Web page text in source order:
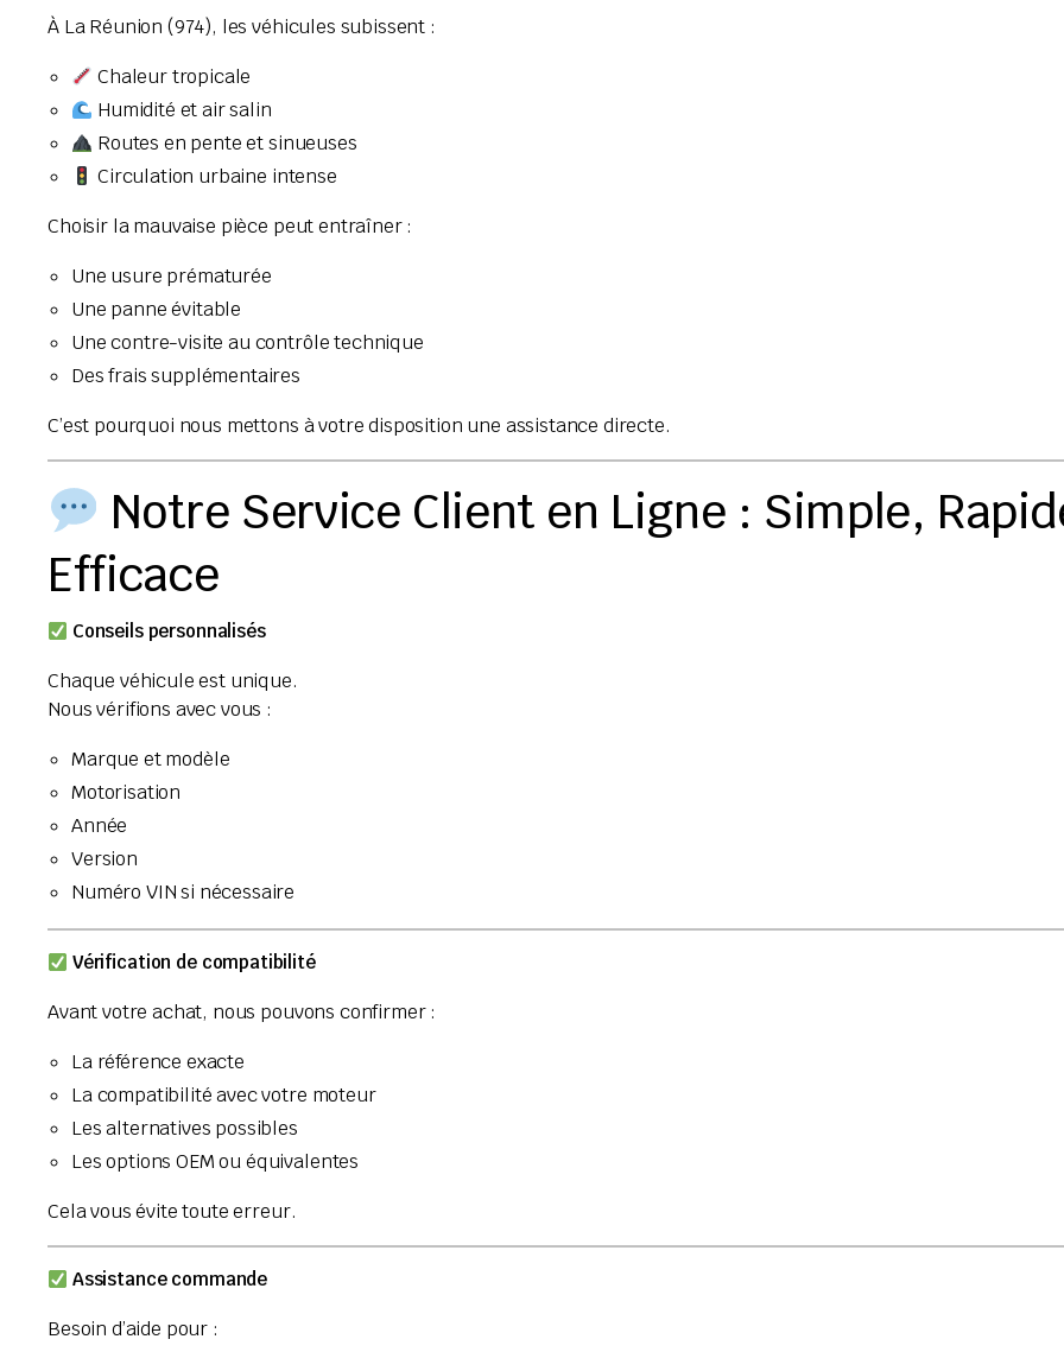
À La Réunion (974), les véhicules subissent :
Chaleur tropicale
Humidité et air salin
Routes en pente et sinueuses
Circulation urbaine intense
Choisir la mauvaise pièce peut entraîner :
Une usure prématurée
Une panne évitable
Une contre-visite au contrôle technique
Des frais supplémentaires
C’est pourquoi nous mettons à votre disposition une assistance directe.
Notre Service Client en Ligne : Simple,
Efficace
Conseils personnalisés
Chaque véhicule est unique.
Nous vérifions avec vous :
Marque et modèle
Motorisation
Année
Version
Numéro VIN si nécessaire
Vérification de compatibilité
Avant votre achat, nous pouvons confirmer :
La référence exacte
La compatibilité avec votre moteur
Les alternatives possibles
Les options OEM ou équivalentes
Cela vous évite toute erreur.
Assistance commande
Besoin d’aide pour :